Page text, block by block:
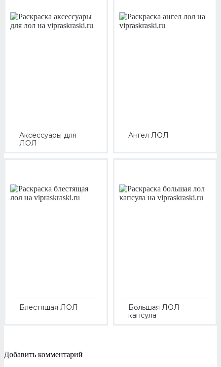
Аксессуары для
ЛОЛ
Ангел ЛОЛ
Блестящая ЛОЛ
Большая ЛОЛ
капсула
Добавить комментарий